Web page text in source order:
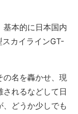
基本的に日本国内
カイラインGT-
の名を轟かせ、現
れるなどして日
どうか少しでも